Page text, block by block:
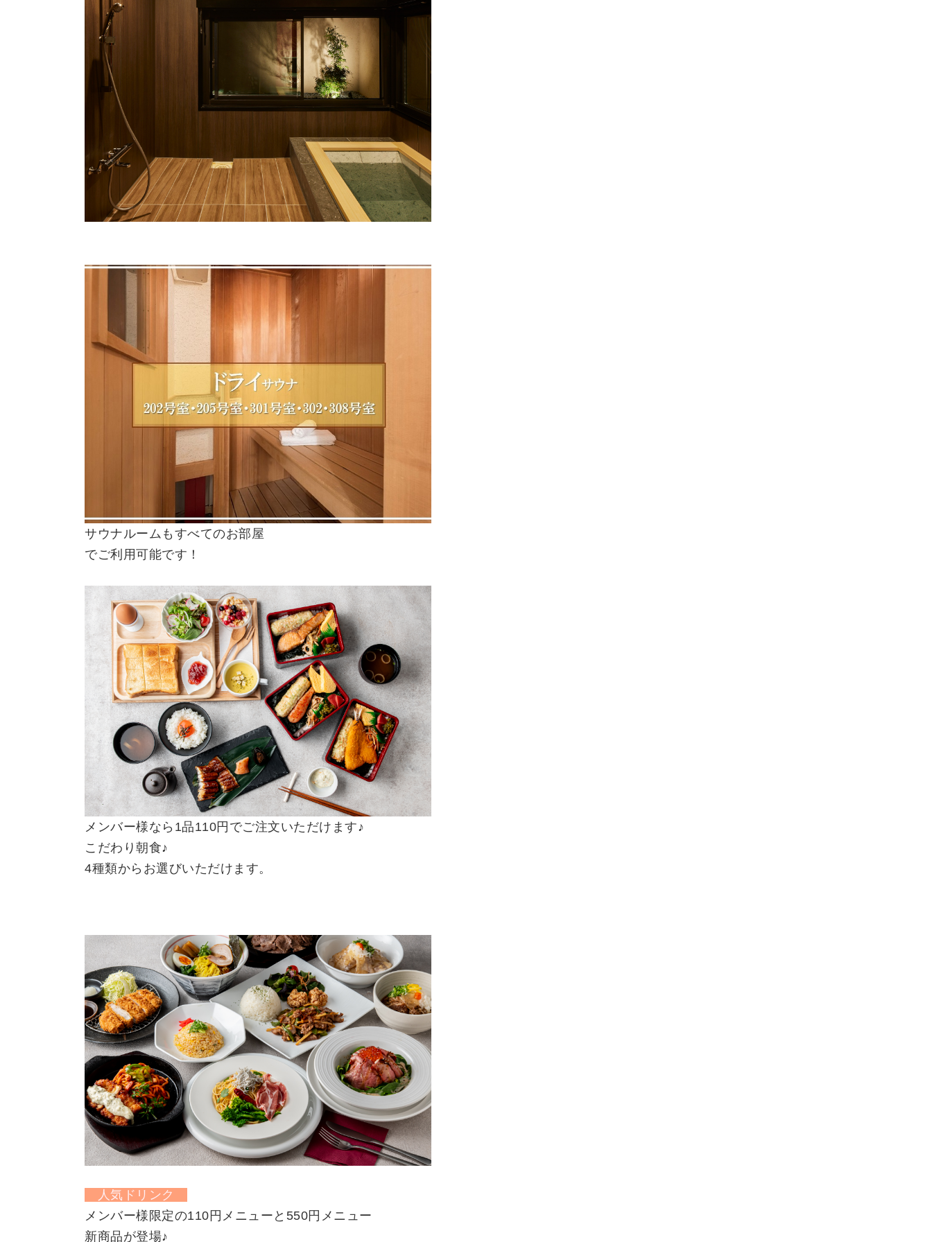
サウナルームもすべてのお部屋
でご利用可能です！
メンバー様なら1品110円でご注文いただけます♪
こだわり朝食♪
4種類からお選びいただけます。
人気ドリンク
メンバー様限定の110円メニューと550円メニュー
新商品が登場♪